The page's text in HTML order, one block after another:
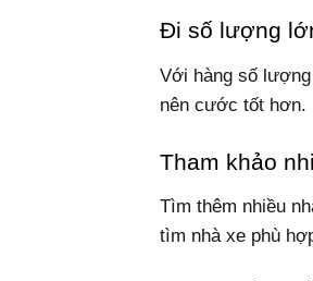
Đi số lượng
Với hàng số
nên cước tốt hơn.
Tham khảo
Tìm thêm nhiều
tìm nhà xe phù